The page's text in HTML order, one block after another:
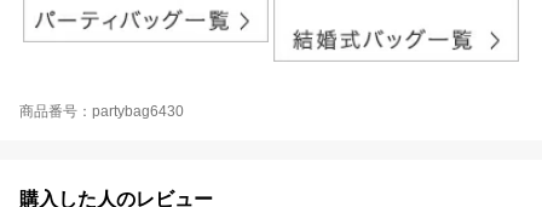
商品番号：partybag6430
購入した人のレビュー